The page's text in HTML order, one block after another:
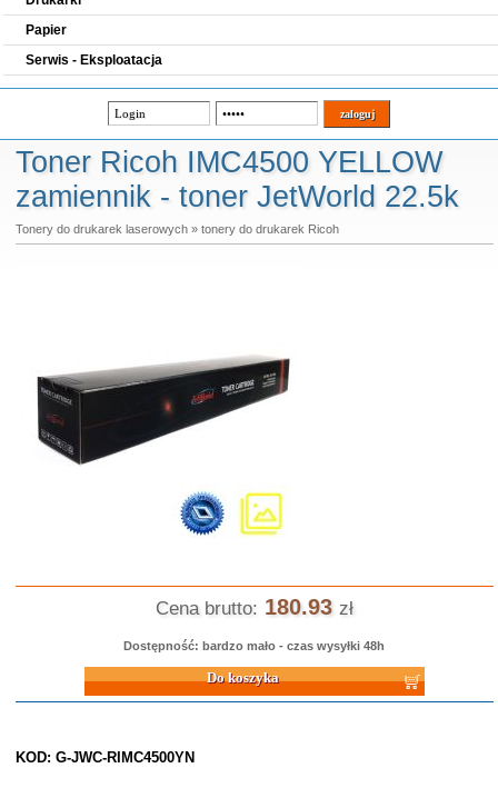
Papier
Serwis - Eksploatacja
Toner Ricoh IMC4500 YELLOW
zamiennik - toner JetWorld 22.5k
Tonery do drukarek laserowych» tonery do drukarek Ricoh
Cena brutto: 180.93 zł
Dostępność: bardzo mało - czas wysyłki 48h
Do koszyka
KOD: G-JWC-RIMC4500YN